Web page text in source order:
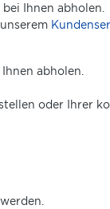
Ihnen abholen.
abholen.
oder Ihrer